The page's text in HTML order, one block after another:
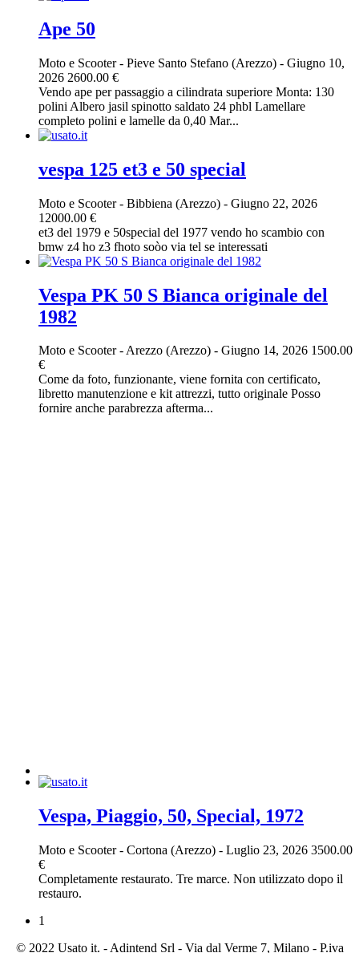
Ape 50
Moto e Scooter- Pieve Santo Stefano (Arezzo) - Giugno 10,
2026 2600.00 €
Vendo ape per passaggio a cilindrata superiore Monta: 130
polini Albero jasil spinotto saldato 24 phbl Lamellare
completo polini e lamelle da 0,40 Mar...
vespa 125 et3 e 50 special
Moto e Scooter- Bibbiena (Arezzo) - Giugno 22, 2026
12000.00 €
et3 del 1979 e 50special del 1977 vendo ho scambio con
bmw z4 ho z3 fhoto soòo via tel se interessati
Vespa PK 50 S Bianca originale del
1982
Moto e Scooter-Arezzo (Arezzo) - Giugno 14, 2026 1500.00
€
Come da foto, funzionante, viene fornita con certificato,
libretto manutenzione e kit attrezzi, tutto originale Posso
fornire anche parabrezza afterma...
Vespa, Piaggio, 50, Special, 1972
Moto e Scooter- Cortona (Arezzo) - Luglio 23, 2026 3500.00
€
Completamente restaurato. Tre marce. Non utilizzato dopo il
restauro.
1
© 2022 Usato it. - Adintend Srl - Via dal Verme 7, Milano - P.iva